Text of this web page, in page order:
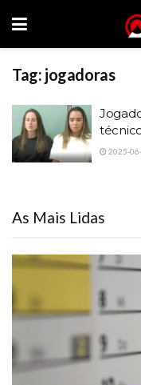
Tag: jogadoras
2025-
As Mais Lidas